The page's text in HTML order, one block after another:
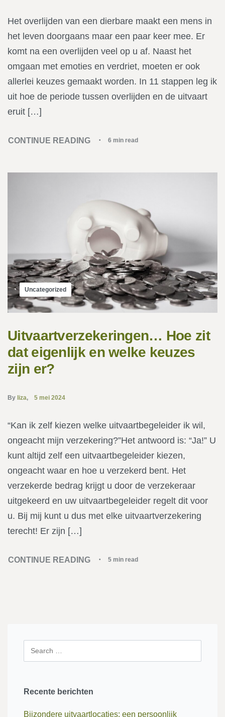
Het overlijden van een dierbare maakt een mens in
het leven doorgaans maar een paar keer mee. Er
komt na een overlijden veel op u af. Naast het
omgaan met emoties en verdriet, moeten er ook
allerlei keuzes gemaakt worden. In 11 stappen leg ik
uit hoe de periode tussen overlijden en de uitvaart
eruit […]
CONTINUE READING 6 min read
Uncategorized
Uitvaartverzekeringen… Hoe zit
dat eigenlijk en welke keuzes
zijn er?
By liza 5 mei 2024
“Kan ik zelf kiezen welke uitvaartbegeleider ik wil,
ongeacht mijn verzekering?”Het antwoord is: “Ja!” U
kunt altijd zelf een uitvaartbegeleider kiezen,
ongeacht waar en hoe u verzekerd bent. Het
verzekerde bedrag krijgt u door de verzekeraar
uitgekeerd en uw uitvaartbegeleider regelt dit voor
u. Bij mij kunt u dus met elke uitvaartverzekering
terecht! Er zijn […]
CONTINUE READING 5 min read
Recente berichten
Bijzondere uitvaartlocaties: een persoonlijk